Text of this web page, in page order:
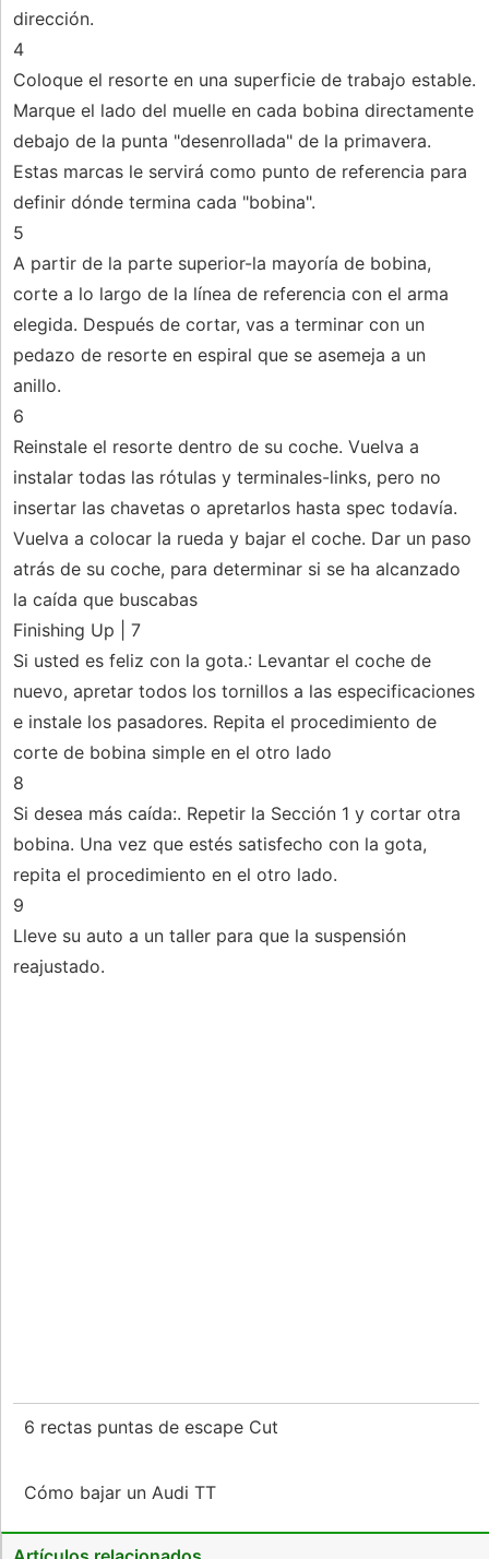
dirección.
4
Coloque el resorte en una superficie de trabajo estable.
Marque el lado del muelle en cada bobina directamente
debajo de la punta "desenrollada" de la primavera.
Estas marcas le servirá como punto de referencia para
definir dónde termina cada "bobina".
5
A partir de la parte superior-la mayoría de bobina,
corte a lo largo de la línea de referencia con el arma
elegida. Después de cortar, vas a terminar con un
pedazo de resorte en espiral que se asemeja a un
anillo.
6
Reinstale el resorte dentro de su coche. Vuelva a
instalar todas las rótulas y terminales-links, pero no
insertar las chavetas o apretarlos hasta spec todavía.
Vuelva a colocar la rueda y bajar el coche. Dar un paso
atrás de su coche, para determinar si se ha alcanzado
la caída que buscabas
Finishing Up | 7
Si usted es feliz con la gota.: Levantar el coche de
nuevo, apretar todos los tornillos a las especificaciones
e instale los pasadores. Repita el procedimiento de
corte de bobina simple en el otro lado
8
Si desea más caída:. Repetir la Sección 1 y cortar otra
bobina. Una vez que estés satisfecho con la gota,
repita el procedimiento en el otro lado.
9
Lleve su auto a un taller para que la suspensión
reajustado.
6 rectas puntas de escape Cut
Cómo bajar un Audi TT